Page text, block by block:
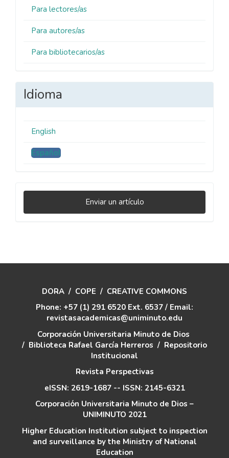
Para lectores/as
Para autores/as
Para bibliotecarios/as
Idioma
English
Español
Enviar
un
Enviar un artículo
DORA / COPE / CREATIVE COMMONS
Phone: +57 (1) 291 6520 Ext. 6537 / Email:
revistasacademicas@uniminuto.edu
Corporación Universitaria Minuto de Dios
/ Biblioteca Rafael García Herreros / Repositorio
Institucional
Revista Perspectivas
eISSN: 2619-1687 -- ISSN: 2145-6321
Corporación Universitaria Minuto de Dios –
UNIMINUTO 2021
Higher Education Institution subject to inspection
and surveillance by the Ministry of National
Education